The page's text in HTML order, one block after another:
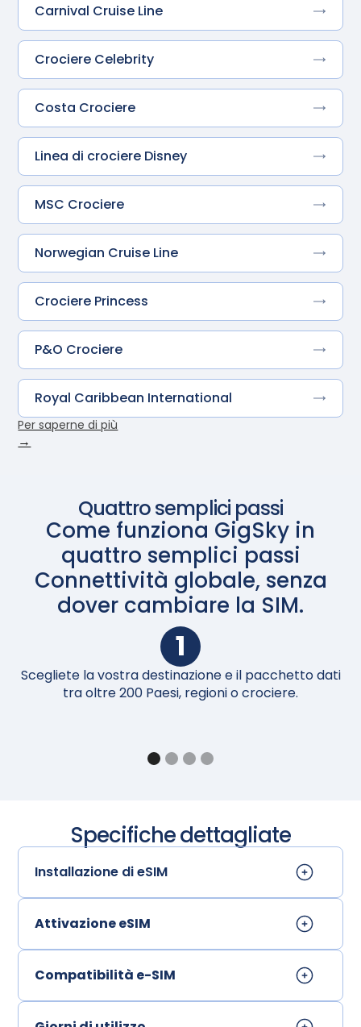
Carnival Cruise Line
Crociere Celebrity
Costa Crociere
Linea di crociere Disney
MSC Crociere
Norwegian Cruise Line
Crociere Princess
P&O Crociere
Royal Caribbean International
Per saperne di più
→
Quattro semplici passi
Come funziona GigSky in
quattro semplici passi
Connettività globale, senza
dover cambiare la SIM.
1
Scegliete la vostra destinazione e il pacchetto dati
tra oltre 200 Paesi, regioni o crociere.
Specifiche dettagliate
Installazione di eSIM
Attivazione eSIM
Compatibilità e-SIM